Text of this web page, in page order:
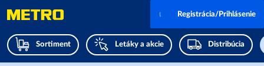
Sortiment Letáky a akcie Distribúcia
Registrácia/Prihlásenie